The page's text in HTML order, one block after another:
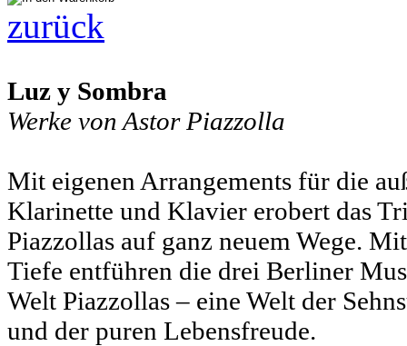
zurück
Luz y Sombra
Werke von Astor Piazzolla
Mit eigenen Arrangements für die
Klarinette und Klavier erobert das
Piazzollas auf ganz neuem Wege.
Tiefe entführen die drei Berliner
Welt Piazzollas – eine Welt der
und der puren Lebensfreude.